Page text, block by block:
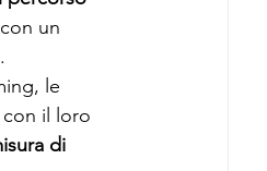
un
le
il loro
di